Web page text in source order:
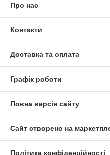
Про нас
Контакти
Доставка та оплата
Графік роботи
Повна версія сайту
Сайт створено на
Політика конфіденційності